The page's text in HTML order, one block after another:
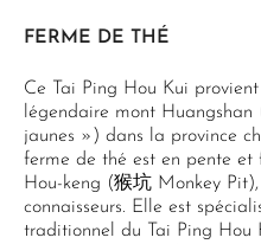
FERME DE THÉ
Ce Tai Ping Hou Kui
légendaire mont
jaunes ») dans la province
ferme de thé est en pente
Hou-keng (猴坑 Monkey
connaisseurs. Elle est
traditionnel du Tai Ping